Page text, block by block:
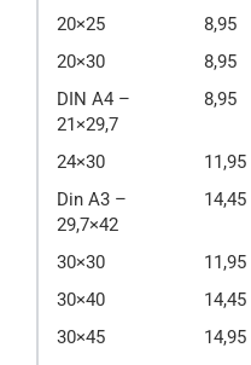
20×25
8,95
20×30
8,95
DIN A4 –
21×29,7
8,95
24×30 11,95
Din A3 –
29,7×42
14,45
30×30 11,95
30×40
14,45
30×45
14,95